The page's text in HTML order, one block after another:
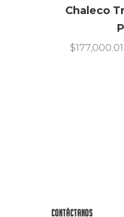
Chaleco
$177,000.01
Contáctanos